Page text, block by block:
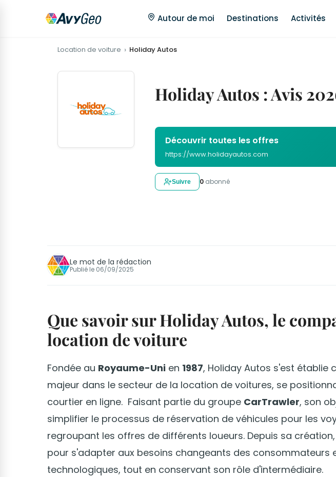
Autour de moi Destinations Activités
Location de voiture Holiday Autos
Holiday Autos : Avis
Découvrir toutes les offres
https://www.holidayautos.com
Suivre 0 abonné
Le mot de la rédaction
Publié le 06/09/2025
Que savoir sur Holiday Autos, le
location de voiture
Fondée au Royaume-Uni en 1987, Holiday Autos s'est établie
majeur dans le secteur de la location de voitures, se
courtier en ligne. Faisant partie du groupe CarTrawler, son
simplifier le processus de réservation de véhicules pour les
regroupant les offres de différents loueurs. Depuis sa
pour s'adapter aux besoins changeants des consommateurs
technologiques, tout en conservant son rôle d'intermédiaire.